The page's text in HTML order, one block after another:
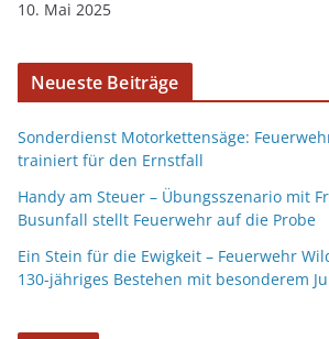
10. Mai 2025
Neueste Beiträge
Sonderdienst Motorkettensäge:
trainiert für den Ernstfall
Handy am Steuer – Übungsszenario mit
Busunfall stellt Feuerwehr auf die Probe
Ein Stein für die Ewigkeit – Feuerwehr
130-jähriges Bestehen mit besonderem